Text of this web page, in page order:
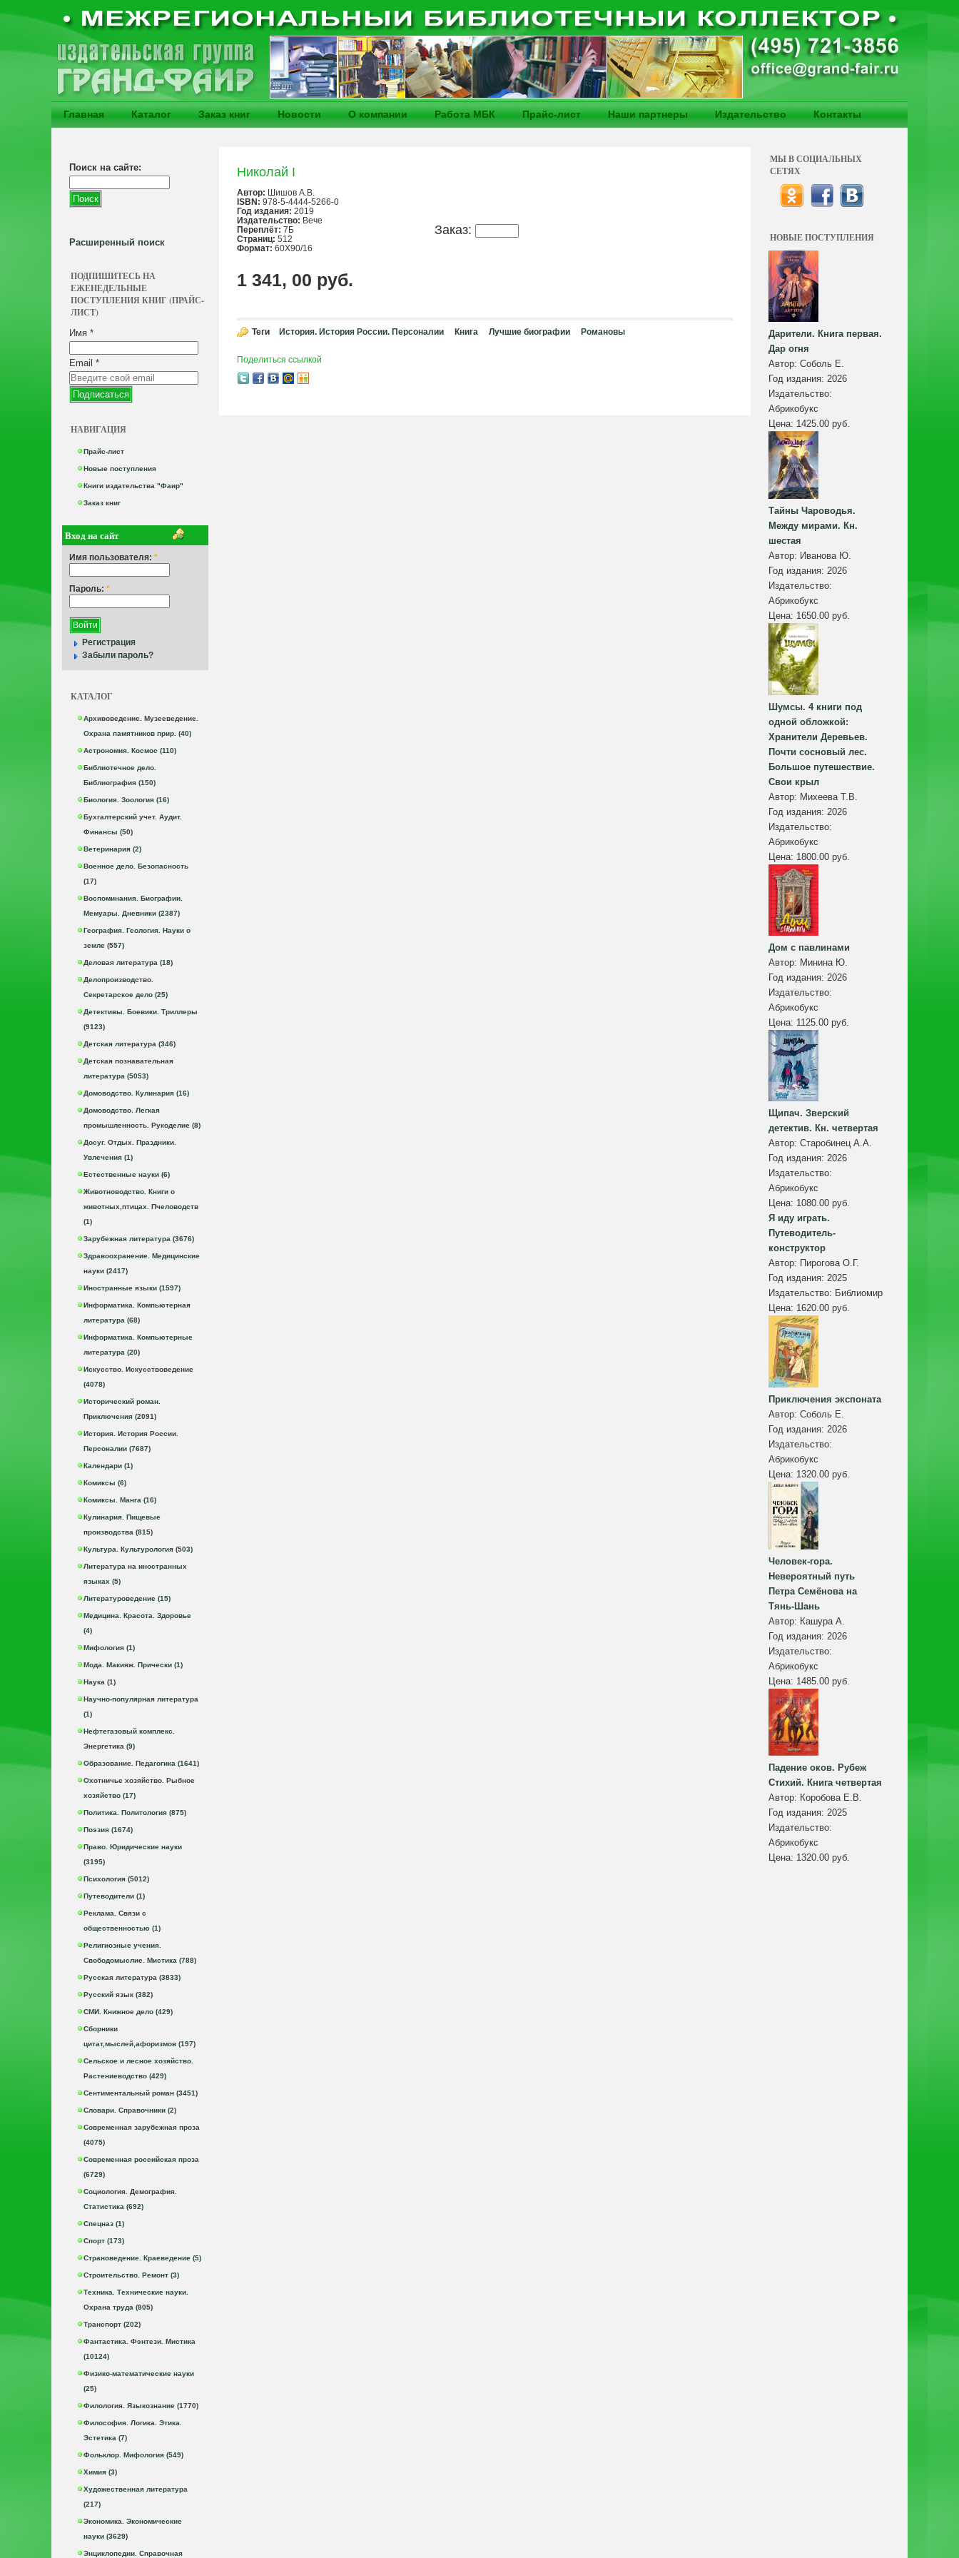
Главная Каталог Заказ книг Новости О компании Работа МБК Прайс-лист Наши партнеры Издательство Контакты
Поиск на сайте:
Расширенный поиск
ПОДПИШИТЕСЬ НА
ЕЖЕНЕДЕЛЬНЫЕ
ПОСТУПЛЕНИЯ КНИГ (ПРАЙС-
ЛИСТ)
Имя *
Email *
НАВИГАЦИЯ
Прайс-лист
Новые поступления
Книги издательства "Фаир"
Заказ книг
Вход на сайт
Имя пользователя: *
Пароль: *
Регистрация
Забыли пароль?
КАТАЛОГ
Архивоведение. Музееведение.
Охрана памятников прир. (40)
Астрономия. Космос (110)
Библиотечное дело.
Библиография (150)
Биология. Зоология (16)
Бухгалтерский учет. Аудит.
Финансы (50)
Ветеринария (2)
Военное дело. Безопасность
(17)
Воспоминания. Биографии.
Мемуары. Дневники (2387)
География. Геология. Науки о
земле (557)
Деловая литература (18)
Делопроизводство.
Секретарское дело (25)
Детективы. Боевики. Триллеры
(9123)
Детская литература (346)
Детская познавательная
литература (5053)
Домоводство. Кулинария (16)
Домоводство. Легкая
промышленность. Рукоделие (8)
Досуг. Отдых. Праздники.
Увлечения (1)
Естественные науки (6)
Животноводство. Книги о
животных,птицах. Пчеловодств
(1)
Зарубежная литература (3676)
Здравоохранение. Медицинские
науки (2417)
Иностранные языки (1597)
Информатика. Компьютерная
литература (68)
Информатика. Компьютерные
литература (20)
Искусство. Искусствоведение
(4078)
Исторический роман.
Приключения (2091)
История. История России.
Персоналии (7687)
Календари (1)
Комиксы (6)
Комиксы. Манга (16)
Кулинария. Пищевые
производства (815)
Культура. Культурология (503)
Литература на иностранных
языках (5)
Литературоведение (15)
Медицина. Красота. Здоровье
(4)
Мифология (1)
Мода. Макияж. Прически (1)
Наука (1)
Научно-популярная литература
(1)
Нефтегазовый комплекс.
Энергетика (9)
Образование. Педагогика (1641)
Охотничье хозяйство. Рыбное
хозяйство (17)
Политика. Политология (875)
Поэзия (1674)
Право. Юридические науки
(3195)
Психология (5012)
Путеводители (1)
Реклама. Связи с
общественностью (1)
Религиозные учения.
Свободомыслие. Мистика (788)
Русская литература (3833)
Русский язык (382)
СМИ. Книжное дело (429)
Сборники
цитат,мыслей,афоризмов (197)
Сельское и лесное хозяйство.
Растениеводство (429)
Сентиментальный роман (3451)
Словари. Справочники (2)
Современная зарубежная проза
(4075)
Современная российская проза
(6729)
Социология. Демография.
Статистика (692)
Спецназ (1)
Спорт (173)
Страноведение. Краеведение (5)
Строительство. Ремонт (3)
Техника. Технические науки.
Охрана труда (805)
Транспорт (202)
Фантастика. Фэнтези. Мистика
(10124)
Физико-математические науки
(25)
Филология. Языкознание (1770)
Философия. Логика. Этика.
Эстетика (7)
Фольклор. Мифология (549)
Химия (3)
Художественная литература
(217)
Экономика. Экономические
науки (3629)
Энциклопедии. Справочная
Николай I
Заказ:
Автор: Шишов А.В.
ISBN: 978-5-4444-5266-0
Год издания: 2019
Издательство: Вече
Переплёт: 7Б
Страниц: 512
Формат: 60Х90/16
1 341, 00 руб.
Теги История. История России. Персоналии Книга Лучшие биографии Романовы
Поделиться ссылкой
МЫ В СОЦИАЛЬНЫХ
СЕТЯХ
НОВЫЕ ПОСТУПЛЕНИЯ
Дарители. Книга первая.
Дар огня
Автор: Соболь Е.
Год издания: 2026
Издательство:
Абрикобукс
Цена: 1425.00 руб.
Тайны Чароводья.
Между мирами. Кн.
шестая
Автор: Иванова Ю.
Год издания: 2026
Издательство:
Абрикобукс
Цена: 1650.00 руб.
Шумсы. 4 книги под
одной обложкой:
Хранители Деревьев.
Почти сосновый лес.
Большое путешествие.
Свои крыл
Автор: Михеева Т.В.
Год издания: 2026
Издательство:
Абрикобукс
Цена: 1800.00 руб.
Дом с павлинами
Автор: Минина Ю.
Год издания: 2026
Издательство:
Абрикобукс
Цена: 1125.00 руб.
Щипач. Зверский
детектив. Кн. четвертая
Автор: Старобинец А.А.
Год издания: 2026
Издательство:
Абрикобукс
Цена: 1080.00 руб.
Я иду играть.
Путеводитель-
конструктор
Автор: Пирогова О.Г.
Год издания: 2025
Издательство: Библиомир
Цена: 1620.00 руб.
Приключения экспоната
Автор: Соболь Е.
Год издания: 2026
Издательство:
Абрикобукс
Цена: 1320.00 руб.
Человек-гора.
Невероятный путь
Петра Семёнова на
Тянь-Шань
Автор: Кашура А.
Год издания: 2026
Издательство:
Абрикобукс
Цена: 1485.00 руб.
Падение оков. Рубеж
Стихий. Книга четвертая
Автор: Коробова Е.В.
Год издания: 2025
Издательство:
Абрикобукс
Цена: 1320.00 руб.